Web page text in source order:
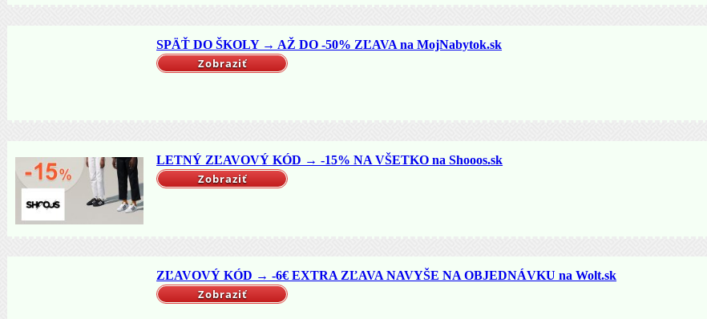
SPÄŤ DO ŠKOLY → AŽ DO -50% ZĽAVA na MojNabytok.sk
Zobraziť
LETNÝ ZĽAVOVÝ KÓD → -15% NA VŠETKO na Shooos.sk
Zobraziť
ZĽAVOVÝ KÓD → -6€ EXTRA ZĽAVA NAVYŠE NA OBJEDNÁVKU na Wolt.sk
Zobraziť